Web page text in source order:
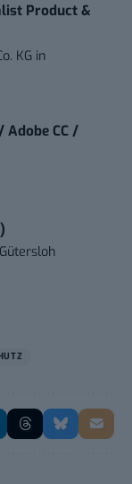
Product &
KG in
Adobe CC /
Gütersloh